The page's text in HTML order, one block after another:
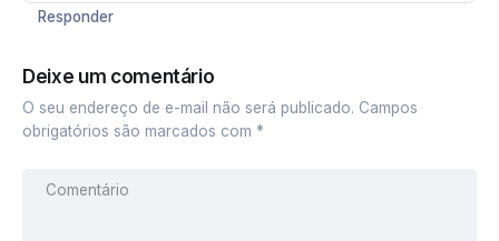
Responder
Deixe um comentário
O seu endereço de e-mail não será publicado. Campos
obrigatórios são marcados com *